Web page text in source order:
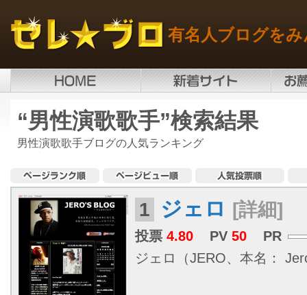
有名人ブログを
“男性演歌歌手”検索結果
男性演歌歌手ブログの人気ランキング
1 ジェロ [詳細]
投票 4.80 PV 50
PR
ジェロ（JERO、本名：